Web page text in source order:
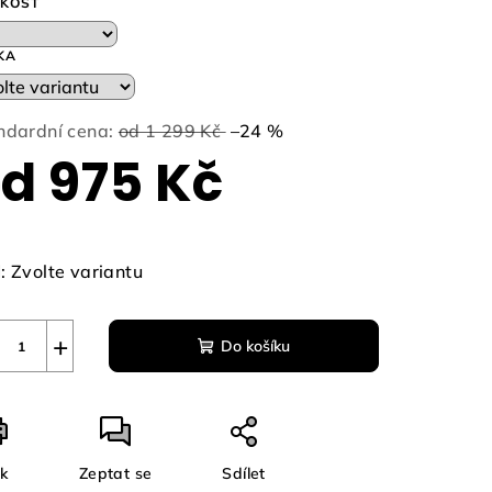
cena: od 1 299 Kč –24 %
975 Kč
Zvolte variantu
+ Do košíku
Zeptat se Sdílet